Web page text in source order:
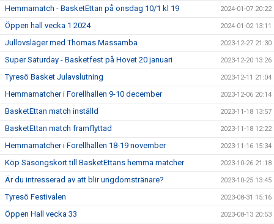
Hemmamatch - BasketEttan på onsdag 10/1 kl 19 2024-01-07 20:22
Öppen hall vecka 1 2024 2024-01-02 13:11
Jullovsläger med Thomas Massamba 2023-12-27 21:30
Super Saturday - Basketfest på Hovet 20 januari 2023-12-20 13:26
Tyresö Basket Julavslutning 2023-12-11 21:04
Hemmamatcher i Forellhallen 9-10 december 2023-12-06 20:14
BasketEttan match inställd 2023-11-18 13:57
BasketEttan match framflyttad 2023-11-18 12:22
Hemmamatcher i Forellhallen 18-19 november 2023-11-16 15:34
Köp Säsongskort till BasketEttans hemma matcher 2023-10-26 21:18
Är du intresserad av att blir ungdomstränare? 2023-10-25 13:45
Tyresö Festivalen 2023-08-31 15:16
Öppen Hall vecka 33 2023-08-13 20:53